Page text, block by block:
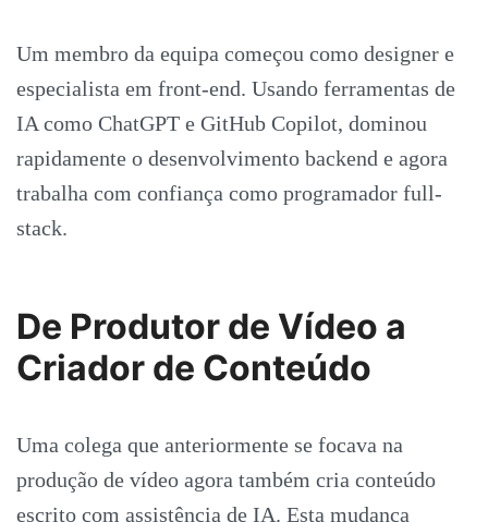
Um membro da equipa começou como designer e
especialista em front-end. Usando ferramentas de
IA como ChatGPT e GitHub Copilot, dominou
rapidamente o desenvolvimento backend e agora
trabalha com confiança como programador full-
stack.
De Produtor de Vídeo a
Criador de Conteúdo
Uma colega que anteriormente se focava na
produção de vídeo agora também cria conteúdo
escrito com assistência de IA. Esta mudança